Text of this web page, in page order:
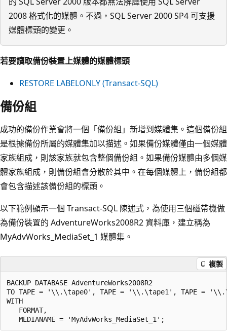
2008 格式化的媒體。不過，SQL Server 2000 SP4 可支援
媒體標頭的變更。
若要讀取備份裝置上媒體的媒體標頭
RESTORE LABELONLY (Transact-SQL)
備份組
成功的備份作業會將一個「備份組」新增到媒體集。這個備份組
是根據備份所屬的媒體集加以描述。如果備份媒體僅由一個媒體
家族組成，則該家族就包含整個備份組。如果備份媒體由多個媒
體家族組成，則備份組會分散於其中。在每個媒體上，備份組都
會包含描述該備份組的標頭。
以下範例顯示一個 Transact-SQL 陳述式，為使用三個磁帶機做
為備份裝置的 AdventureWorks2008R2 資料庫，建立稱為
MyAdvWorks_MediaSet_1 媒體集。
複製
BACKUP DATABASE AdventureWorks2008R2
TO TAPE = '\\.\tape0', TAPE = '\\.\tape1', TAPE =
WITH
   FORMAT,